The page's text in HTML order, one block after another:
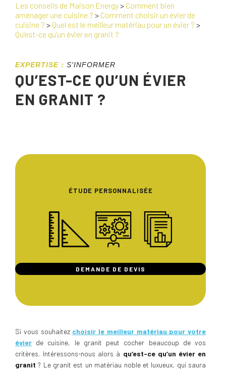
Les conseils de Maison Energy> Comment bien
aménager une cuisine ? > Comment choisir un évier de
cuisine ? > Quel est le meilleur matériau pour un évier ? >
Qu’est-ce qu’un évier en granit ?
EXPERTISE : S'INFORMER
QU’EST-CE QU’UN ÉVIER
EN GRANIT ?
ÉTUDE PERSONNALISÉE
DEMANDE DE DEVIS
Si vous souhaitez choisir le meilleur matériau pour votre
évier de cuisine, le granit peut cocher beaucoup de vos
critères. Intéressons-nous alors à qu’est-ce qu’un évier en
granit ? Le granit est un matériau noble et luxueux, qui saura